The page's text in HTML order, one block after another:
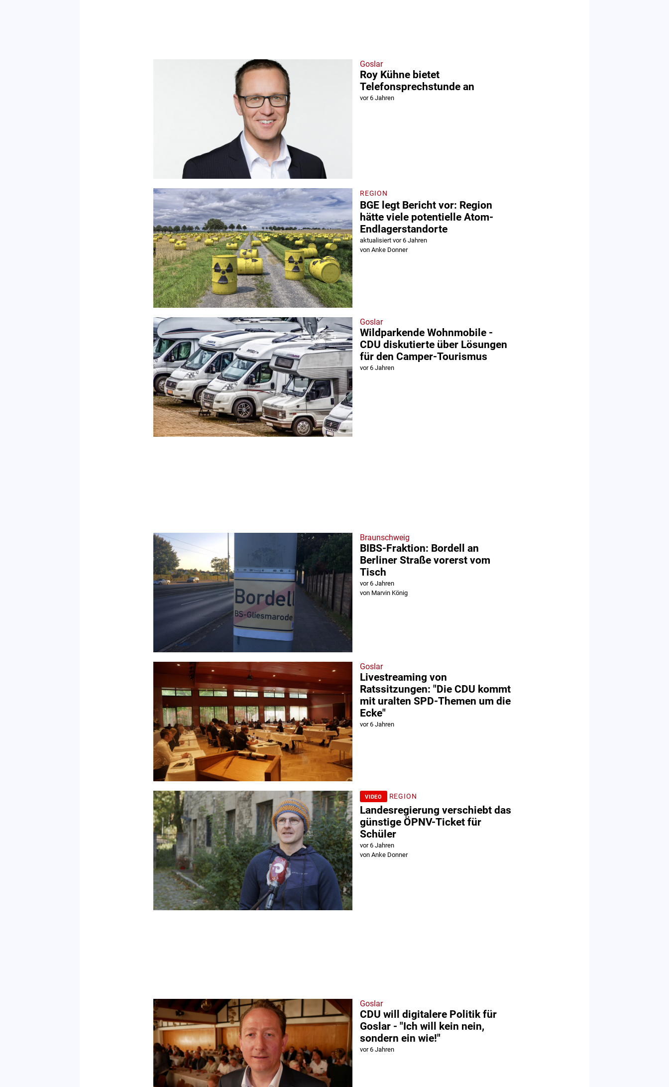
Goslar
Roy Kühne bietet
Telefonsprechstunde an
vor 6 Jahren
REGION
BGE legt Bericht vor: Region
hätte viele potentielle Atom-
Endlagerstandorte
aktualisiert vor 6 Jahren
von Anke Donner
Goslar
Wildparkende Wohnmobile -
CDU diskutierte über Lösungen
für den Camper-Tourismus
vor 6 Jahren
Braunschweig
BIBS-Fraktion: Bordell an
Berliner Straße vorerst vom
Tisch
vor 6 Jahren
von Marvin König
Goslar
Livestreaming von
Ratssitzungen: "Die CDU kommt
mit uralten SPD-Themen um die
Ecke"
vor 6 Jahren
VIDEO REGION
Landesregierung verschiebt das
günstige ÖPNV-Ticket für
Schüler
vor 6 Jahren
von Anke Donner
Goslar
CDU will digitalere Politik für
Goslar - "Ich will kein nein,
sondern ein wie!"
vor 6 Jahren